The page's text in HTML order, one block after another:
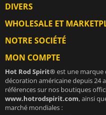
DIVERS
WHOLESALE ET
NOTRE SOCIÉTÉ
MON COMPTE
Hot Rod Spirit®est une marque
décoration américaine depuis 24
références sur nos boutiques
www.hotrodspirit.com, ainsi
marché mondiales :